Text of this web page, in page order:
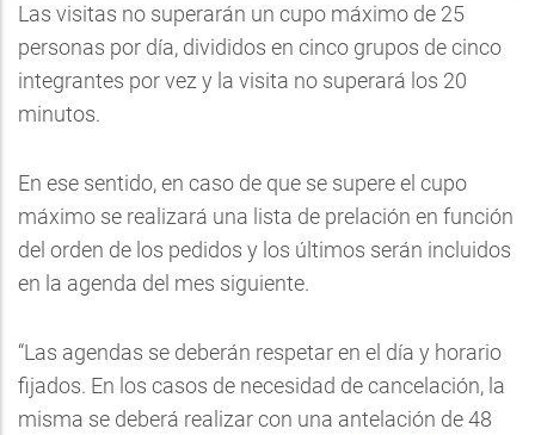
Las visitas no superarán un cupo máximo de 25
personas por día, divididos en cinco grupos de cinco
integrantes por vez y la visita no superará los 20
minutos.
En ese sentido, en caso de que se supere el cupo
máximo se realizará una lista de prelación en función
del orden de los pedidos y los últimos serán incluidos
en la agenda del mes siguiente.
“Las agendas se deberán respetar en el día y horario
fijados. En los casos de necesidad de cancelación, la
misma se deberá realizar con una antelación de 48